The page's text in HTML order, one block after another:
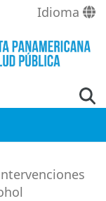
Idioma